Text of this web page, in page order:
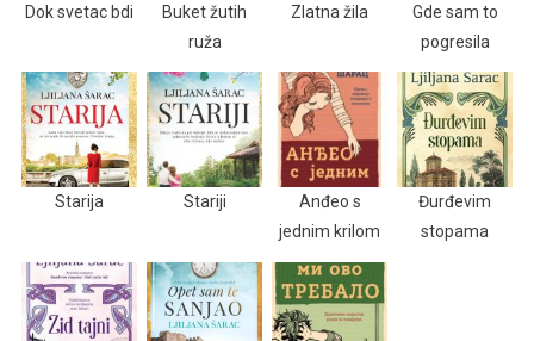
Dok svetac bdi
Buket žutih
ruža
Zlatna žila
Gde sam to
pogresila
Starija Stariji
Anđeo s
jednim krilom
Đurđevim
stopama